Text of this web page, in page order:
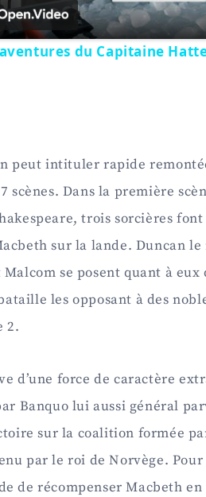
a
i
d
e
o
du Capitaine
peut intituler rapide
scènes. Dans la première
trois sorcières
sur la lande. Duncan le
se posent quant à
les opposant à des
2.
d’une force de caractère
Banquo lui aussi général
sur la coalition formée
par le roi de Norvège.
de récompenser Macbeth